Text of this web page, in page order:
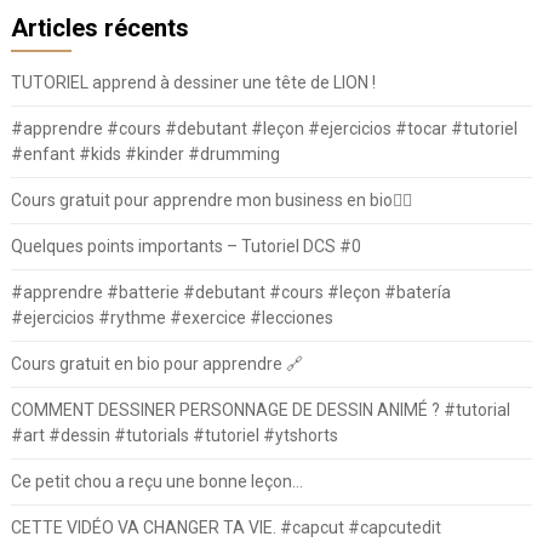
Articles récents
TUTORIEL apprend à dessiner une tête de LION !
#apprendre #cours #debutant #leçon #ejercicios #tocar #tutoriel
#enfant #kids #kinder #drumming
Cours gratuit pour apprendre mon business en bio⛓️‍💥
Quelques points importants – Tutoriel DCS #0
#apprendre #batterie #debutant #cours #leçon #batería
#ejercicios #rythme #exercice #lecciones
Cours gratuit en bio pour apprendre 🔗
COMMENT DESSINER PERSONNAGE DE DESSIN ANIMÉ ? #tutorial
#art #dessin #tutorials #tutoriel #ytshorts
Ce petit chou a reçu une bonne leçon…
CETTE VIDÉO VA CHANGER TA VIE. #capcut #capcutedit